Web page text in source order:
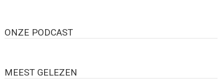
ONZE PODCAST
MEEST GELEZEN